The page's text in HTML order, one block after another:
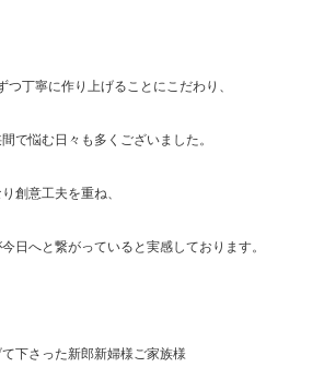
つ丁寧に作り上げることにこだわり、
で悩む日々も多くございました。
創意工夫を重ね、
日へと繋がっていると実感しております。
下さった新郎新婦様ご家族様